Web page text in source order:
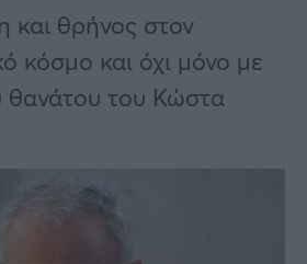
και θρήνος στον
κόσμο και όχι μόνο με
θανάτου του Κώστα